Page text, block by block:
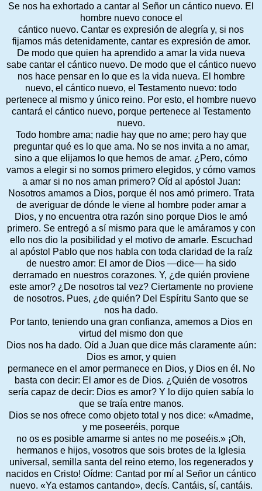
Se nos ha exhortado a cantar al Señor un cántico nuevo. El
hombre nuevo conoce el
cántico nuevo. Cantar es expresión de alegría y, si nos
fijamos más detenidamente, cantar es expresión de amor.
De modo que quien ha aprendido a amar la vida nueva
sabe cantar el cántico nuevo. De modo que el cántico nuevo
nos hace pensar en lo que es la vida nueva. El hombre
nuevo, el cántico nuevo, el Testamento nuevo: todo
pertenece al mismo y único reino. Por esto, el hombre nuevo
cantará el cántico nuevo, porque pertenece al Testamento
nuevo.
Todo hombre ama; nadie hay que no ame; pero hay que
preguntar qué es lo que ama. No se nos invita a no amar,
sino a que elijamos lo que hemos de amar. ¿Pero, cómo
vamos a elegir si no somos primero elegidos, y cómo vamos
a amar si no nos aman primero? Oíd al apóstol Juan:
Nosotros amamos a Dios, porque él nos amó primero. Trata
de averiguar de dónde le viene al hombre poder amar a
Dios, y no encuentra otra razón sino porque Dios le amó
primero. Se entregó a sí mismo para que le amáramos y con
ello nos dio la posibilidad y el motivo de amarle. Escuchad
al apóstol Pablo que nos habla con toda claridad de la raíz
de nuestro amor: El amor de Dios —dice— ha sido
derramado en nuestros corazones. Y, ¿de quién proviene
este amor? ¿De nosotros tal vez? Ciertamente no proviene
de nosotros. Pues, ¿de quién? Del Espíritu Santo que se
nos ha dado.
Por tanto, teniendo una gran confianza, amemos a Dios en
virtud del mismo don que
Dios nos ha dado. Oíd a Juan que dice más claramente aún:
Dios es amor, y quien
permanece en el amor permanece en Dios, y Dios en él. No
basta con decir: El amor es de Dios. ¿Quién de vosotros
sería capaz de decir: Dios es amor? Y lo dijo quien sabía lo
que se traía entre manos.
Dios se nos ofrece como objeto total y nos dice: «Amadme,
y me poseeréis, porque
no os es posible amarme si antes no me poseéis.» ¡Oh,
hermanos e hijos, vosotros que sois brotes de la Iglesia
universal, semilla santa del reino eterno, los regenerados y
nacidos en Cristo! Oídme: Cantad por mí al Señor un cántico
nuevo. «Ya estamos cantando», decís. Cantáis, sí, cantáis.